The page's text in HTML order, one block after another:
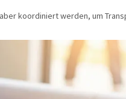
koordiniert werden, um